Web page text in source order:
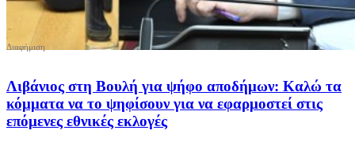
Λιβάνιος στη Βουλή για ψήφο αποδήμων: Καλώ τα
κόμματα να το ψηφίσουν για να εφαρμοστεί στις
επόμενες εθνικές εκλογές